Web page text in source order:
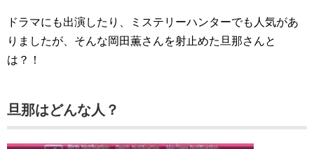
ドラマにも出演したり、ミステリーハンターでも人気があ
りましたが、そんな岡田薫さんを射止めた旦那さんと
は？！
旦那はどんな人？